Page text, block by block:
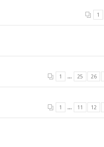
1
1 ... 25 26
1 ... 11 12